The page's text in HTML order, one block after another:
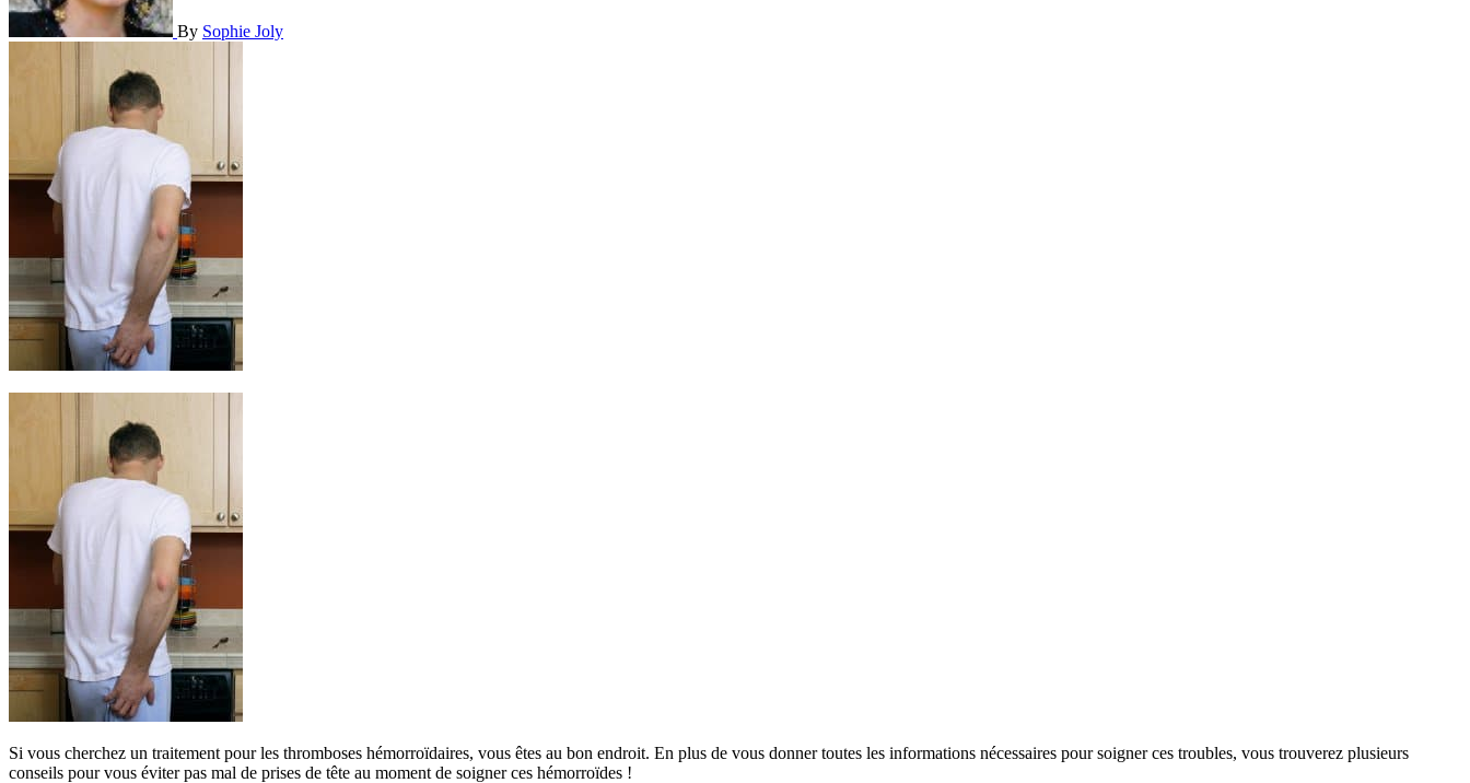
By Sophie Joly
Si vous cherchez un traitement pour les thromboses hémorroïdaires, vous êtes au bon endroit. En plus de vous donner toutes les informations nécessaires pour soigner ces troubles, vous trouverez plusieurs
conseils pour vous éviter pas mal de prises de tête au moment de soigner ces hémorroïdes !